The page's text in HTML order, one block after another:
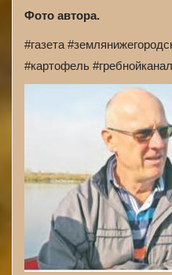
Фото автора.
#газета
#картофель